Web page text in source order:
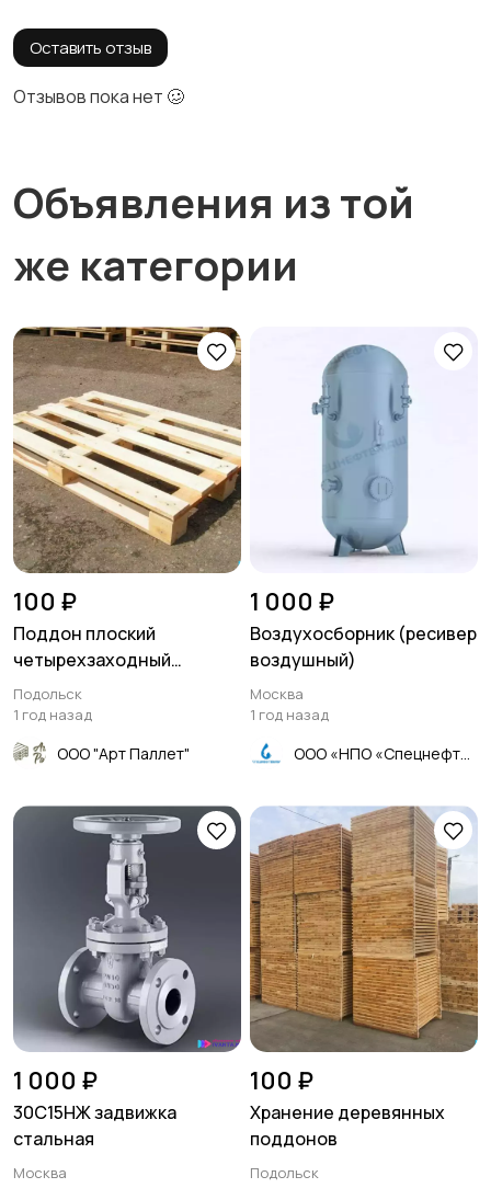
Оставить отзыв
Отзывов пока нет 🥴
Объявления из той
же категории
100 ₽
Поддон плоский
четырехзаходный
деревянный поддон
800х1200
Подольск
1 год назад
ООО "Арт Паллет"
1 000 ₽
Воздухосборник (ресивер
воздушный)
Москва
1 год назад
1 000 ₽
30С15НЖ задвижка
стальная
Москва
100 ₽
Хранение деревянных
поддонов
Подольск